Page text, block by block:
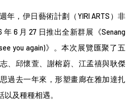
年，伊日藝術計劃（YIRI ARTS ）非
年 6 月 27 日推出全新群展《Senang
you again)》。本次展覽匯聚了五
、邱懷萱、謝榕蔚、江孟禧與耿傑
過去一年來，形塑畫廊在雅加達扎
及種種相遇。